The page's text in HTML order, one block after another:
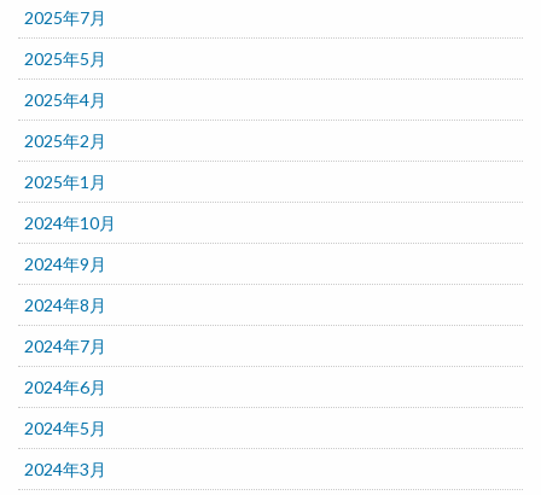
2025年7月
2025年5月
2025年4月
2025年2月
2025年1月
2024年10月
2024年9月
2024年8月
2024年7月
2024年6月
2024年5月
2024年3月